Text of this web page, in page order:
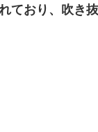
ており、吹き